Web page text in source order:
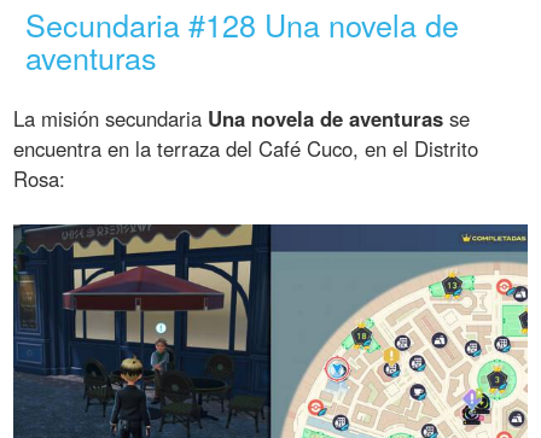
Secundaria #128 Una novela de
aventuras
La misión secundaria Una novela de aventuras se
encuentra en la terraza del Café Cuco, en el Distrito
Rosa: